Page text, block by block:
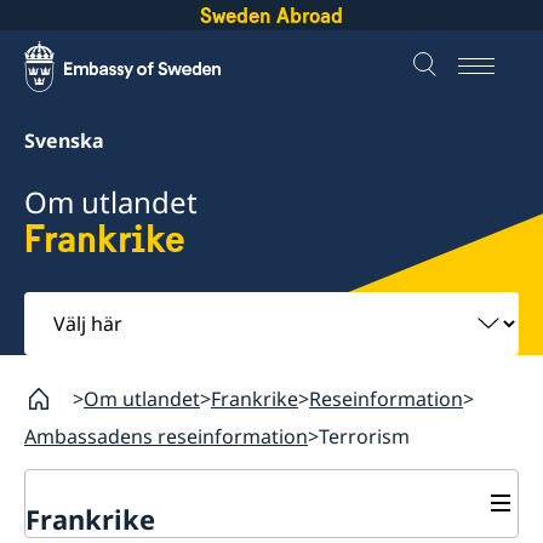
Sweden Abroad
Svenska
Om utlandet
Frankrike
Välj
här
Om utlandet Frankrike Reseinformation
Ambassadens reseinformation Terrorism
Frankrike